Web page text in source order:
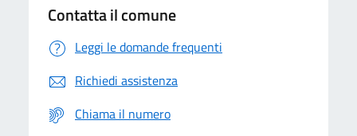
Contatta il comune
Leggi le domande frequenti
Richiedi assistenza
Chiama il numero